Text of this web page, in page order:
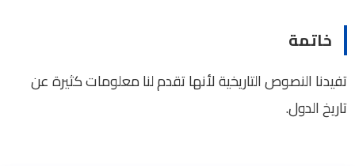
خاتمة
تفيدنا النصوص التاريخية لأنها تقدم لنا معلومات كثيرة عن
تاريخ الدول.